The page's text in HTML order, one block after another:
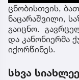
ცნობისთვის,
ნაცარაშვილი,
გაიცნო.
და კანონიერმა
იქორწინეს.
სხვა